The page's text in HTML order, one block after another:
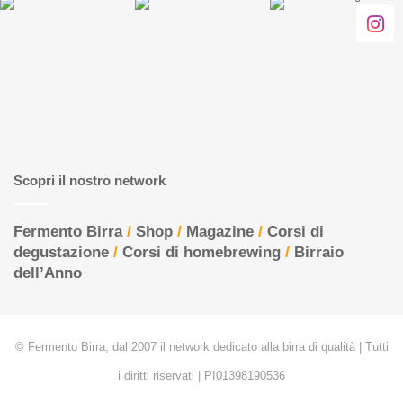
Scopri il nostro network
Fermento Birra/ Shop / Magazine / Corsi di
degustazione / Corsi di homebrewing / Birraio
dell’Anno
© Fermento Birra, dal 2007 il network dedicato alla birra di qualità | Tutti
i diritti riservati | PI01398190536